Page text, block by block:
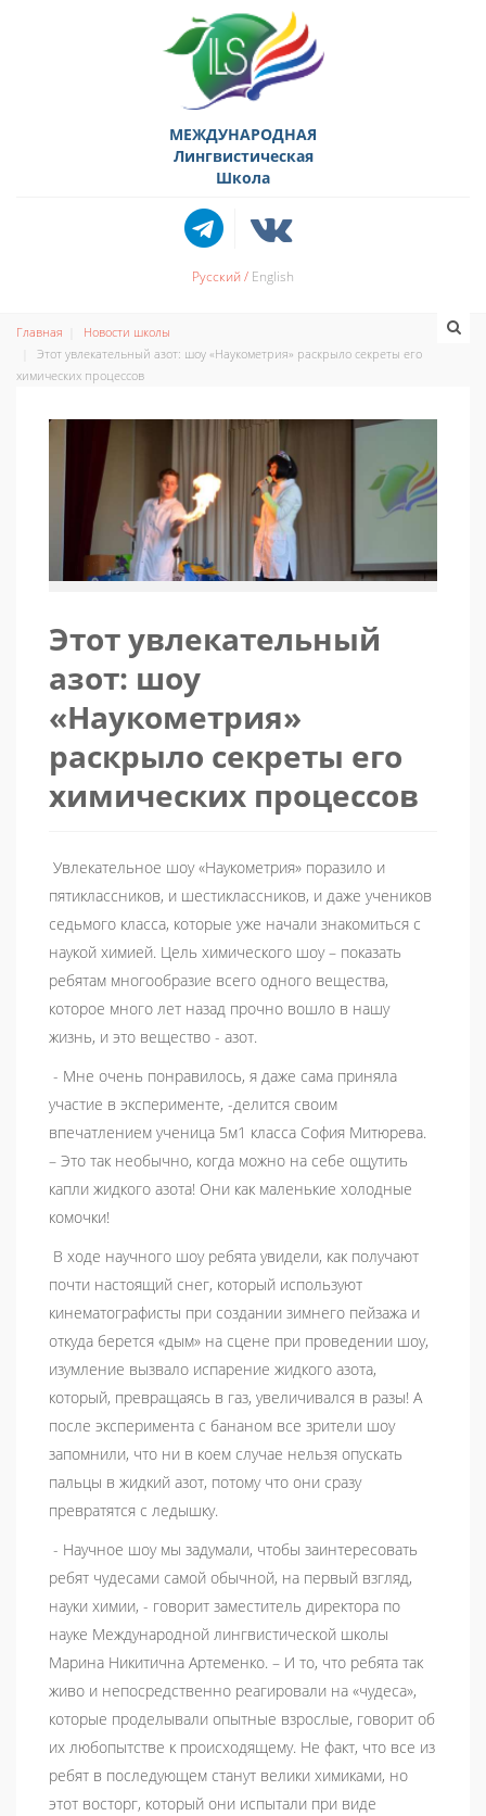
МЕЖДУНАРОДНАЯ
Лингвистическая
Школа
Русский English
Главная
Новости школы
Этот увлекательный азот: шоу «Наукометрия» раскрыло секреты его
химических процессов
Этот увлекательный
азот: шоу
«Наукометрия»
раскрыло секреты его
химических процессов
Увлекательное шоу «Наукометрия» поразило и
пятиклассников, и шестиклассников, и даже учеников
седьмого класса, которые уже начали знакомиться с
наукой химией. Цель химического шоу – показать
ребятам многообразие всего одного вещества,
которое много лет назад прочно вошло в нашу
жизнь, и это вещество - азот.
- Мне очень понравилось, я даже сама приняла
участие в эксперименте, -делится своим
впечатлением ученица 5м1 класса София Митюрева.
– Это так необычно, когда можно на себе ощутить
капли жидкого азота! Они как маленькие холодные
комочки!
В ходе научного шоу ребята увидели, как получают
почти настоящий снег, который используют
кинематографисты при создании зимнего пейзажа и
откуда берется «дым» на сцене при проведении шоу,
изумление вызвало испарение жидкого азота,
который, превращаясь в газ, увеличивался в разы! А
после эксперимента с бананом все зрители шоу
запомнили, что ни в коем случае нельзя опускать
пальцы в жидкий азот, потому что они сразу
превратятся с ледышку.
- Научное шоу мы задумали, чтобы заинтересовать
ребят чудесами самой обычной, на первый взгляд,
науки химии, - говорит заместитель директора по
науке Международной лингвистической школы
Марина Никитична Артеменко. – И то, что ребята так
живо и непосредственно реагировали на «чудеса»,
которые проделывали опытные взрослые, говорит об
их любопытстве к происходящему. Не факт, что все из
ребят в последующем станут велики химиками, но
этот восторг, который они испытали при виде